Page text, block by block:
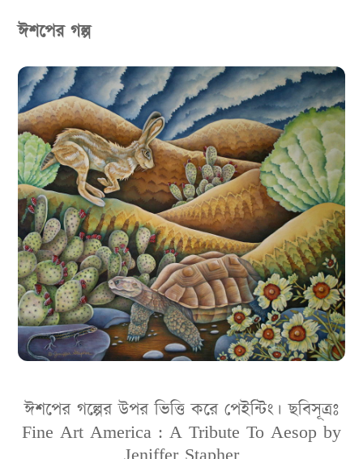
ঈশপের গল্প
ঈশপের গল্পের উপর ভিত্তি করে পেইন্টিং। ছবিসূত্রঃ
Fine Art America : A Tribute To Aesop by